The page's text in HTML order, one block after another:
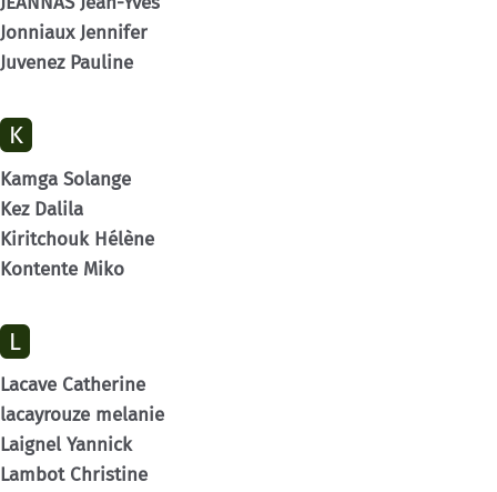
Jonniaux Jennifer
Juvenez Pauline
K
Kamga Solange
Kez Dalila
Kiritchouk Hélène
Kontente Miko
L
Lacave Catherine
lacayrouze melanie
Laignel Yannick
Lambot Christine